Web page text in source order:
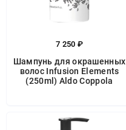
7 250 ₽
Шампунь для окрашенных
волос Infusion Elements
(250ml) Aldo Coppola